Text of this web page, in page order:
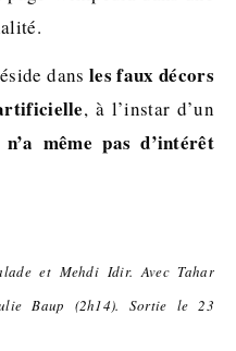
dans les faux décors
, à l’instar d’un
même pas d’intérêt
et Mehdi Idir. Avec Tahar
Baup (2h14). Sortie le 23